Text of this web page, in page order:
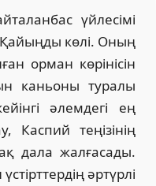
үйлесімі
көлі. Оның
орман көрінісін
каньоны туралы
әлемдегі ең
Каспий теңізінің
дала жалғасады.
әртүрлі